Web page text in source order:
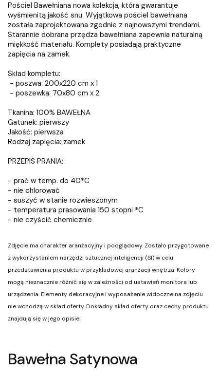
Pościel Bawełniana nowa kolekcja, która gwarantuje
wyśmienitą jakość snu. Wyjątkowa pościel bawełniana
została zaprojektowana zgodnie z najnowszymi trendami.
Starannie dobrana przędza bawełniana zapewnia naturalną
miękkość materiału. Komplety posiadają praktyczne
zapięcia na zamek.
Skład kompletu:
- poszwa: 200x220 cm x 1
- poszewka: 70x80 cm x 2
Tkanina: 100% BAWEŁNA
Gatunek: pierwszy
Jakość: pierwsza
Rodzaj zapięcia: zamek
PRZEPIS PRANIA:
- prać w temp. do 40*C
- nie chlorować
- suszyć w stanie rozwieszonym
- temperatura prasowania 150 stopni *C
- nie czyścić chemicznie
Zdjęcie ma charakter aranżacyjny i podglądowy. Zostało przygotowane
z wykorzystaniem narzędzi sztucznej inteligencji (SI) w celu
przedstawienia produktu w przykładowej aranżacji wnętrza. Kolory
mogą nieznacznie różnić się w zależności od ustawień monitora lub
urządzenia. Elementy dekoracyjne i wyposażenie widoczne na zdjęciu
nie wchodzą w skład oferty. Dokładny skład oferty oraz cechy produktu
znajdują się w jego opisie.
Bawełna Satynowa